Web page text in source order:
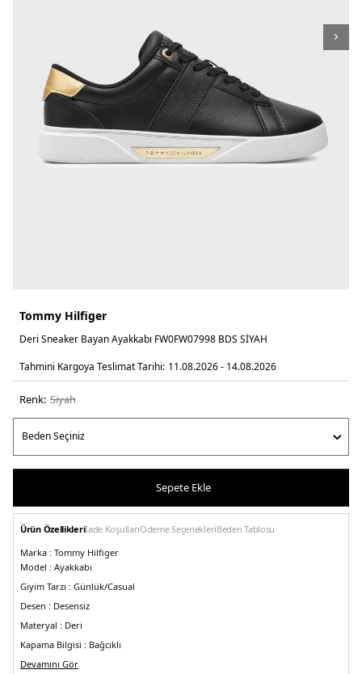
Tommy Hilfiger
Deri Sneaker Bayan Ayakkabı FW0FW07998 BDS SİYAH
Tahmini Kargoya Teslimat Tarihi: 11.08.2026 - 14.08.2026
Renk: si̇yah
Sepete Ekle
Ürün Özellikleriİade KoşullarıÖdeme SeçenekleriBeden Tablosu
Marka : Tommy Hilfiger
Model : Ayakkabı
Giyim Tarzı : Günlük/Casual
Desen : Desensiz
Materyal : Deri
Kapama Bilgisi : Bağcıklı
Taban Bilgisi :
Devamını Gör